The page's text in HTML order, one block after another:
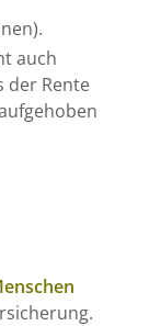
auch
der Rente